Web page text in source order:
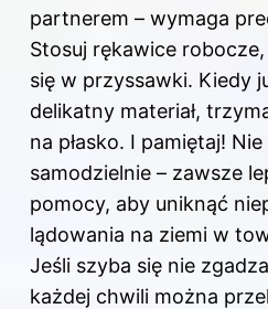
partnerem – wymaga
Stosuj rękawice
się w przyssawki. Kiedy
delikatny materiał,
na płasko. I pamiętaj!
samodzielnie – zawsze
pomocy, aby uniknąć
lądowania na ziemi w
Jeśli szyba się nie
każdej chwili można